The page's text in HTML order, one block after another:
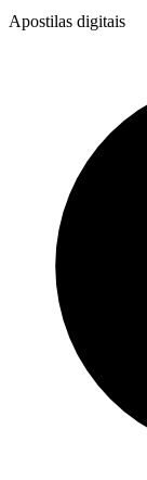
Apostilas digitais